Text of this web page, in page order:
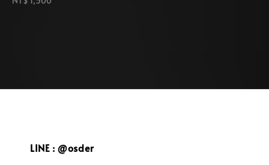
LINE : @osder